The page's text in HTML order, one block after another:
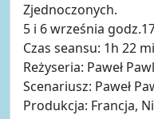
Zjednoczonych.
5 i 6 września
Czas seansu: 1h 22
Reżyseria: Paweł
Scenariusz: Paweł
Produkcja: Francja,